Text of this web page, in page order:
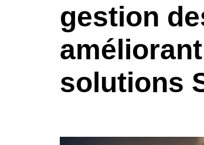
gestion
solutions